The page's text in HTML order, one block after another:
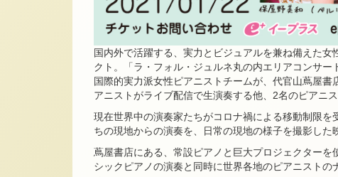
国内外で活躍する、実力とビジュアルを兼ね備えた
クト。「ラ・フォル・ジュルネ丸の内エリアコンサ
国際的実力派女性ピアニストチームが、代官山蔦屋
アニストがライブ配信で生演奏する他、2名のピアニ
現在世界中の演奏家たちがコロナ禍による移動制限
ちの現地からの演奏を、日常の現地の様子を撮影した
蔦屋書店にある、常設ピアノと巨大プロジェクター
シックピアノの演奏と同時に世界各地のピアニスト